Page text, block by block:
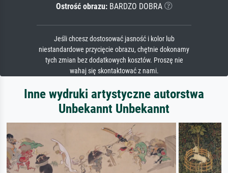
Ostrość obrazu:BARDZO DOBRA
Jeśli chcesz dostosować jasność i kolor lub
niestandardowe przycięcie obrazu, chętnie dokonamy
tych zmian bez dodatkowych kosztów. Proszę nie
wahaj się skontaktować z nami.
Inne wydruki artystyczne autorstwa
Unbekannt Unbekannt